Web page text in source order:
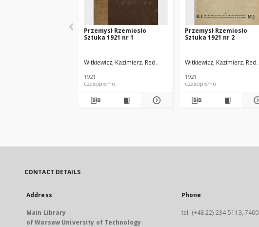
Przemysł Rzemiosło
Sztuka 1921 nr 1
Witkiewicz, Kazimierz. Red.
1921
czasopismo
Przemysł Rzemiosło
Sztuka 1921 nr 2
Witkiewicz, Kazimierz. Red.
1921
czasopismo
CONTACT DETAILS
Address
Main Library
of Warsaw University of Technology
Phone
tel. (+48 22) 234-5113, 7400